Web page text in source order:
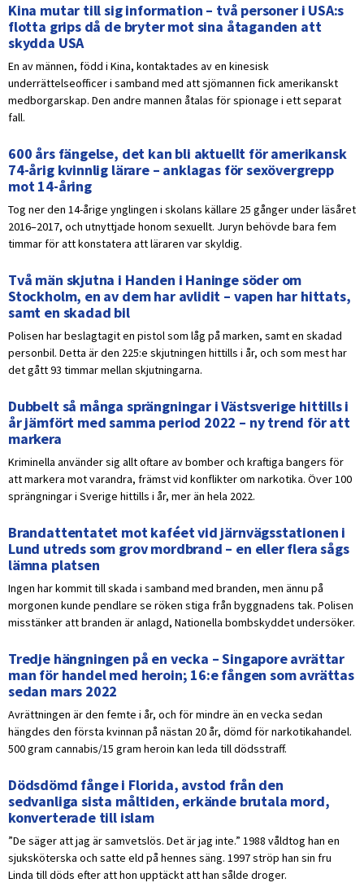
Kina mutar till sig information – två personer i USA:s
flotta grips då de bryter mot sina åtaganden att
skydda USA
En av männen, född i Kina, kontaktades av en kinesisk
underrättelseofficer i samband med att sjömannen fick amerikanskt
medborgarskap. Den andre mannen åtalas för spionage i ett separat
fall.
600 års fängelse, det kan bli aktuellt för amerikansk
74-årig kvinnlig lärare – anklagas för sexövergrepp
mot 14-åring
Tog ner den 14-årige ynglingen i skolans källare 25 gånger under läsåret
2016–2017, och utnyttjade honom sexuellt. Juryn behövde bara fem
timmar för att konstatera att läraren var skyldig.
Två män skjutna i Handen i Haninge söder om
Stockholm, en av dem har avlidit – vapen har hittats,
samt en skadad bil
Polisen har beslagtagit en pistol som låg på marken, samt en skadad
personbil. Detta är den 225:e skjutningen hittills i år, och som mest har
det gått 93 timmar mellan skjutningarna.
Dubbelt så många sprängningar i Västsverige hittills i
år jämfört med samma period 2022 – ny trend för att
markera
Kriminella använder sig allt oftare av bomber och kraftiga bangers för
att markera mot varandra, främst vid konflikter om narkotika. Över 100
sprängningar i Sverige hittills i år, mer än hela 2022.
Brandattentatet mot kaféet vid järnvägsstationen i
Lund utreds som grov mordbrand – en eller flera sågs
lämna platsen
Ingen har kommit till skada i samband med branden, men ännu på
morgonen kunde pendlare se röken stiga från byggnadens tak. Polisen
misstänker att branden är anlagd, Nationella bombskyddet undersöker.
Tredje hängningen på en vecka – Singapore avrättar
man för handel med heroin; 16:e fången som avrättas
sedan mars 2022
Avrättningen är den femte i år, och för mindre än en vecka sedan
hängdes den första kvinnan på nästan 20 år, dömd för narkotikahandel.
500 gram cannabis/15 gram heroin kan leda till dödsstraff.
Dödsdömd fånge i Florida, avstod från den
sedvanliga sista måltiden, erkände brutala mord,
konverterade till islam
”De säger att jag är samvetslös. Det är jag inte.” 1988 våldtog han en
sjuksköterska och satte eld på hennes säng. 1997 ströp han sin fru
Linda till döds efter att hon upptäckt att han sålde droger.